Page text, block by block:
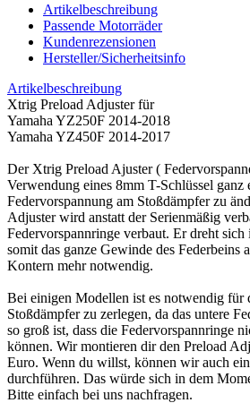
Artikelbeschreibung
Passende Motorräder
Kundenrezensionen
Hersteller/Sicherheitsinfo
Artikelbeschreibung
Xtrig Preload Adjuster für
Yamaha YZ250F 2014-2018
Yamaha YZ450F 2014-2017
Der Xtrig Preload Ajuster (
Verwendung eines 8mm T-Schlüssel ganz
Federvorspannung am Stoßdämpfer zu
Adjuster wird anstatt der Serienmäßig
Federvorspannringe verbaut. Er dreht sich
somit das ganze Gewinde des Federbeins
Kontern mehr notwendig.
Bei einigen Modellen ist es notwendig für
Stoßdämpfer zu zerlegen, da das untere
so groß ist, dass die Federvorspannringe
können. Wir montieren dir den Preload
Euro. Wenn du willst, können wir auch
durchführen. Das würde sich in dem
Bitte einfach bei uns nachfragen.